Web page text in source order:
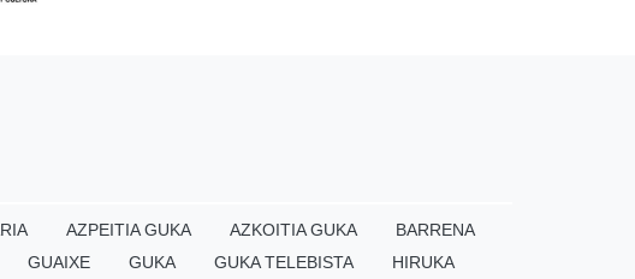
AZPEITIA GUKA AZKOITIA GUKA
BARRENA
GUAIXE GUKA GUKA TELEBISTA
HIRUKA